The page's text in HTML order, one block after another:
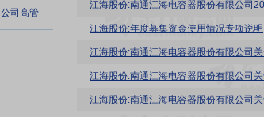
公司高管
江海股份:南通江海电容器股份有限公司
江海股份:年度募集资金使用情况专项说明
江海股份:南通江海电容器股份有限公司